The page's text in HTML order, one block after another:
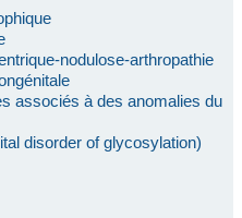
nodulose-arthropathie
associés à des anomalies du
disorder of glycosylation)